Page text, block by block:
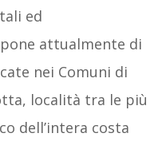
ed
attualmente di
nei Comuni di
località tra le più
dell’intera costa